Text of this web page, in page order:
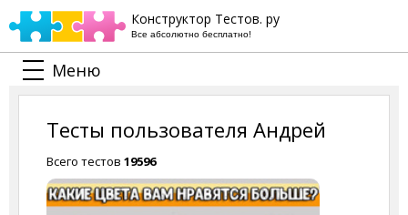
Конструктор Тестов. ру
Все абсолютно бесплатно!
Меню
Тесты пользователя Андрей
Всего тестов 19596